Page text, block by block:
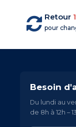
Retour
pour
Besoin
Du lundi au
de 8h à 12h –